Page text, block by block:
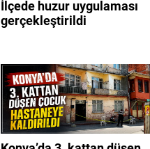
İlçede huzur uygulaması
gerçekleştirildi